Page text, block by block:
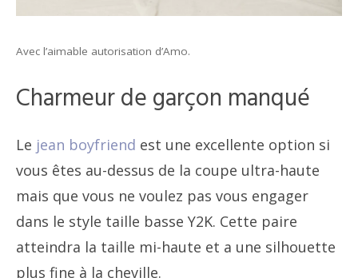
Avec l’aimable autorisation d’Amo.
Charmeur de garçon manqué
Le jean boyfriend est une excellente option si
vous êtes au-dessus de la coupe ultra-haute
mais que vous ne voulez pas vous engager
dans le style taille basse Y2K. Cette paire
atteindra la taille mi-haute et a une silhouette
plus fine à la cheville.